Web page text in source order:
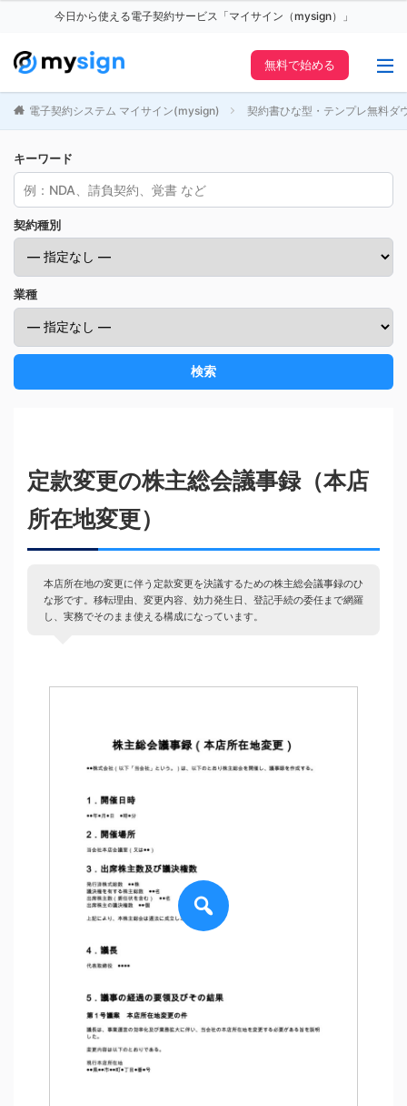
今日から使える電子契約サービス「マイサイン（mysign）」
無料で始める
電子契約システム マイサイン(mysign) 契約書ひな型・テンプレ無料ダ
キーワード
契約種別
業種
検索
定款変更の株主総会議事録（本店
所在地変更）
本店所在地の変更に伴う定款変更を決議するための株主総会議事録のひ
な形です。移転理由、変更内容、効力発生日、登記手続の委任まで網羅
し、実務でそのまま使える構成になっています。